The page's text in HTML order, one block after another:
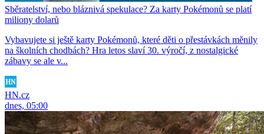
Sběratelství, nebo bláznivá spekulace? Za karty Pokémonů se platí
miliony dolarů
Vybavujete si ještě karty Pokémonů, které děti o přestávkách měnily
na školních chodbách? Hra letos slaví 30. výročí, z nostalgické
zábavy se ale v...
HN.cz
dnes, 05:00